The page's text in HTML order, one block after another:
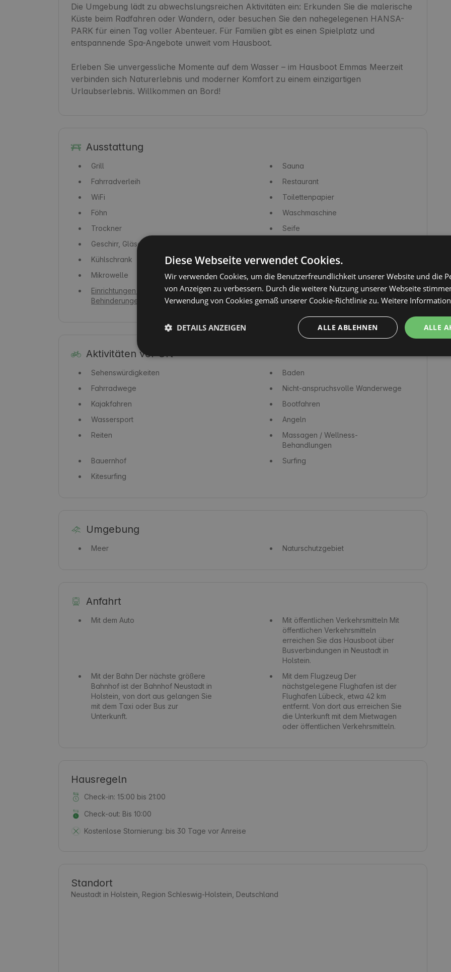
Die Umgebung lädt zu abwechslungsreichen Aktivitäten ein: Erkunden Sie die malerische
Küste beim Radfahren oder Wandern, oder besuchen Sie den nahegelegenen HANSA-
PARK für einen Tag voller Abenteuer. Für Familien gibt es einen Spielplatz und
entspannende Spa-Angebote unweit vom Hausboot.
Erleben Sie unvergessliche Momente auf dem Wasser – im Hausboot Emmas Meerzeit
verbinden sich Naturerlebnis und moderner Komfort zu einem einzigartigen
Urlaubserlebnis. Willkommen an Bord!
Ausstattung
Grill
Sauna
Fahrradverleih
Restaurant
WiFi
Toilettenpapier
Föhn
Waschmaschine
Trockner
Seife
Geschirr, Gläser und Bestecke
Kühlschrank
Kochfeld / Herd
Mikrowelle
Spielbereich/Spielplatz
Einrichtungen für Menschen mit
Behinderungen
Aktivitäten vor Ort
Sehenswürdigkeiten
Baden
Fahrradwege
Nicht-anspruchsvolle Wanderwege
Kajakfahren
Bootfahren
Wassersport
Angeln
Reiten
Massagen / Wellness-
Behandlungen
Bauernhof
Surfing
Kitesurfing
Umgebung
Meer Naturschutzgebiet
Anfahrt
Mit dem Auto Mit öffentlichen Verkehrsmitteln Mit
öffentlichen Verkehrsmitteln
erreichen Sie das Hausboot über
Busverbindungen in Neustadt in
Holstein.
Mit der Bahn Der nächste größere
Bahnhof ist der Bahnhof Neustadt in
Holstein, von dort aus gelangen Sie
mit dem Taxi oder Bus zur
Unterkunft.
Mit dem Flugzeug Der
nächstgelegene Flughafen ist der
Flughafen Lübeck, etwa 42 km
entfernt. Von dort aus erreichen Sie
die Unterkunft mit dem Mietwagen
oder öffentlichen Verkehrsmitteln.
Hausregeln
Check-in: 15:00 bis 21:00
Check-out: Bis 10:00
Kostenlose Stornierung: bis 30 Tage vor Anreise
Standort
Neustadt in Holstein, Region Schleswig-Holstein, Deutschland
Diese Webseite verwendet Cookies.
Wir verwenden Cookies, um die Benutzerfreundlichkeit unserer Website und die
von Anzeigen zu verbessern. Durch die weitere Nutzung unserer Webseite
Verwendung von Cookies gemäß unserer Cookie-Richtlinie zu. Weitere
ALLE
ALLE ABLEHNEN
DETAILS ANZEIGEN